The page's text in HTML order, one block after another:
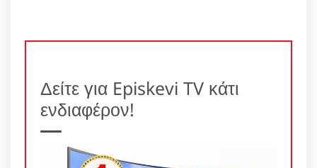
Δείτε για Episkevi TV κάτι
ενδιαφέρον!